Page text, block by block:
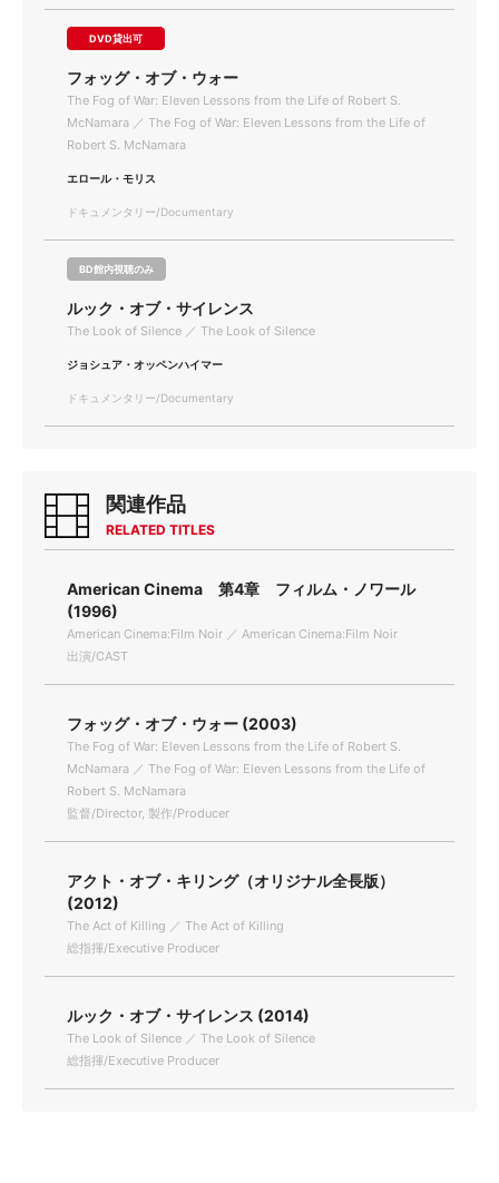
DVD貸出可
フォッグ・オブ・ウォー
The Fog of War: Eleven Lessons from the Life of Robert S.
McNamara ／ The Fog of War: Eleven Lessons from the Life of
Robert S. McNamara
エロール・モリス
ドキュメンタリー/Documentary
BD館内視聴のみ
ルック・オブ・サイレンス
The Look of Silence ／ The Look of Silence
ジョシュア・オッペンハイマー
ドキュメンタリー/Documentary
関連作品
RELATED TITLES
American Cinema 第4章 フィルム・ノワール
(1996)
American Cinema:Film Noir ／ American Cinema:Film Noir
出演/CAST
フォッグ・オブ・ウォー (2003)
The Fog of War: Eleven Lessons from the Life of Robert S.
McNamara ／ The Fog of War: Eleven Lessons from the Life of
Robert S. McNamara
監督/Director, 製作/Producer
アクト・オブ・キリング（オリジナル全長版）
(2012)
The Act of Killing ／ The Act of Killing
総指揮/Executive Producer
ルック・オブ・サイレンス (2014)
The Look of Silence ／ The Look of Silence
総指揮/Executive Producer